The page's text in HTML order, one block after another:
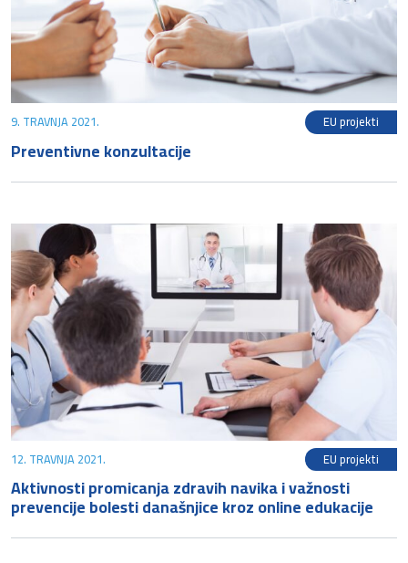
9. TRAVNJA 2021. EU projekti
Preventivne konzultacije
12. TRAVNJA 2021. EU projekti
Aktivnosti promicanja zdravih navika i važnosti
prevencije bolesti današnjice kroz online edukacije